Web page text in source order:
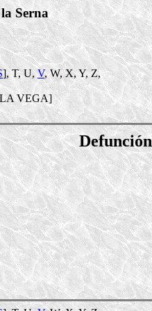
Serna
], T, U,V, W, X, Y, Z,
VEGA]
Defunción